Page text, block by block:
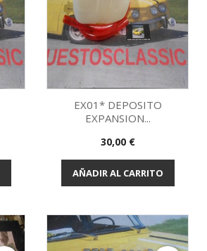
Vista rápida
EX01* DEPOSITO
EXPANSION...
Precio
30,00 €
AÑADIR AL CARRITO